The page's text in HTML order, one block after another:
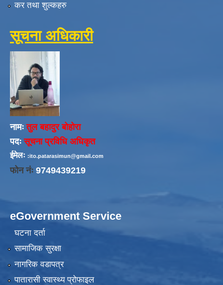
कर तथा शुल्कहरु
सूचना अधिकारी
नामःतुल बहादुर बोहोरा
पदःसूचना प्रविधि अधिकृत
ईमेलः :ito.patarasimun@gmail.com
फोन नंः 9749439219
eGovernment Service
घटना दर्ता
सामाजिक सुरक्षा
नागरिक वडापत्र
पातारासी स्वास्थ्य प्रोफाइल